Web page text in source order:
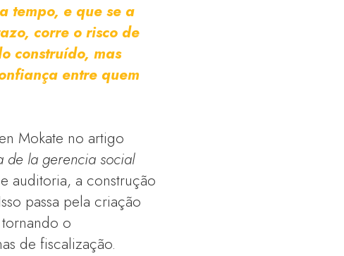
tempo, e que se a
corre o risco de
construído, mas
entre quem
Mokate no artigo
de la gerencia social
auditoria, a construção
passa pela criação
o
de fiscalização.